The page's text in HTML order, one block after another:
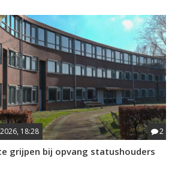
18:28 2
grijpen bij opvang statushouders